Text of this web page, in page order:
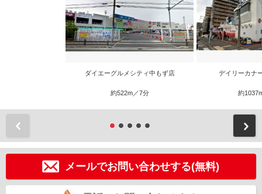
ダイエーグルメシティ中もず店
約522m／7分
デイリーカナ
約
メールでお問い合わせする(無料)